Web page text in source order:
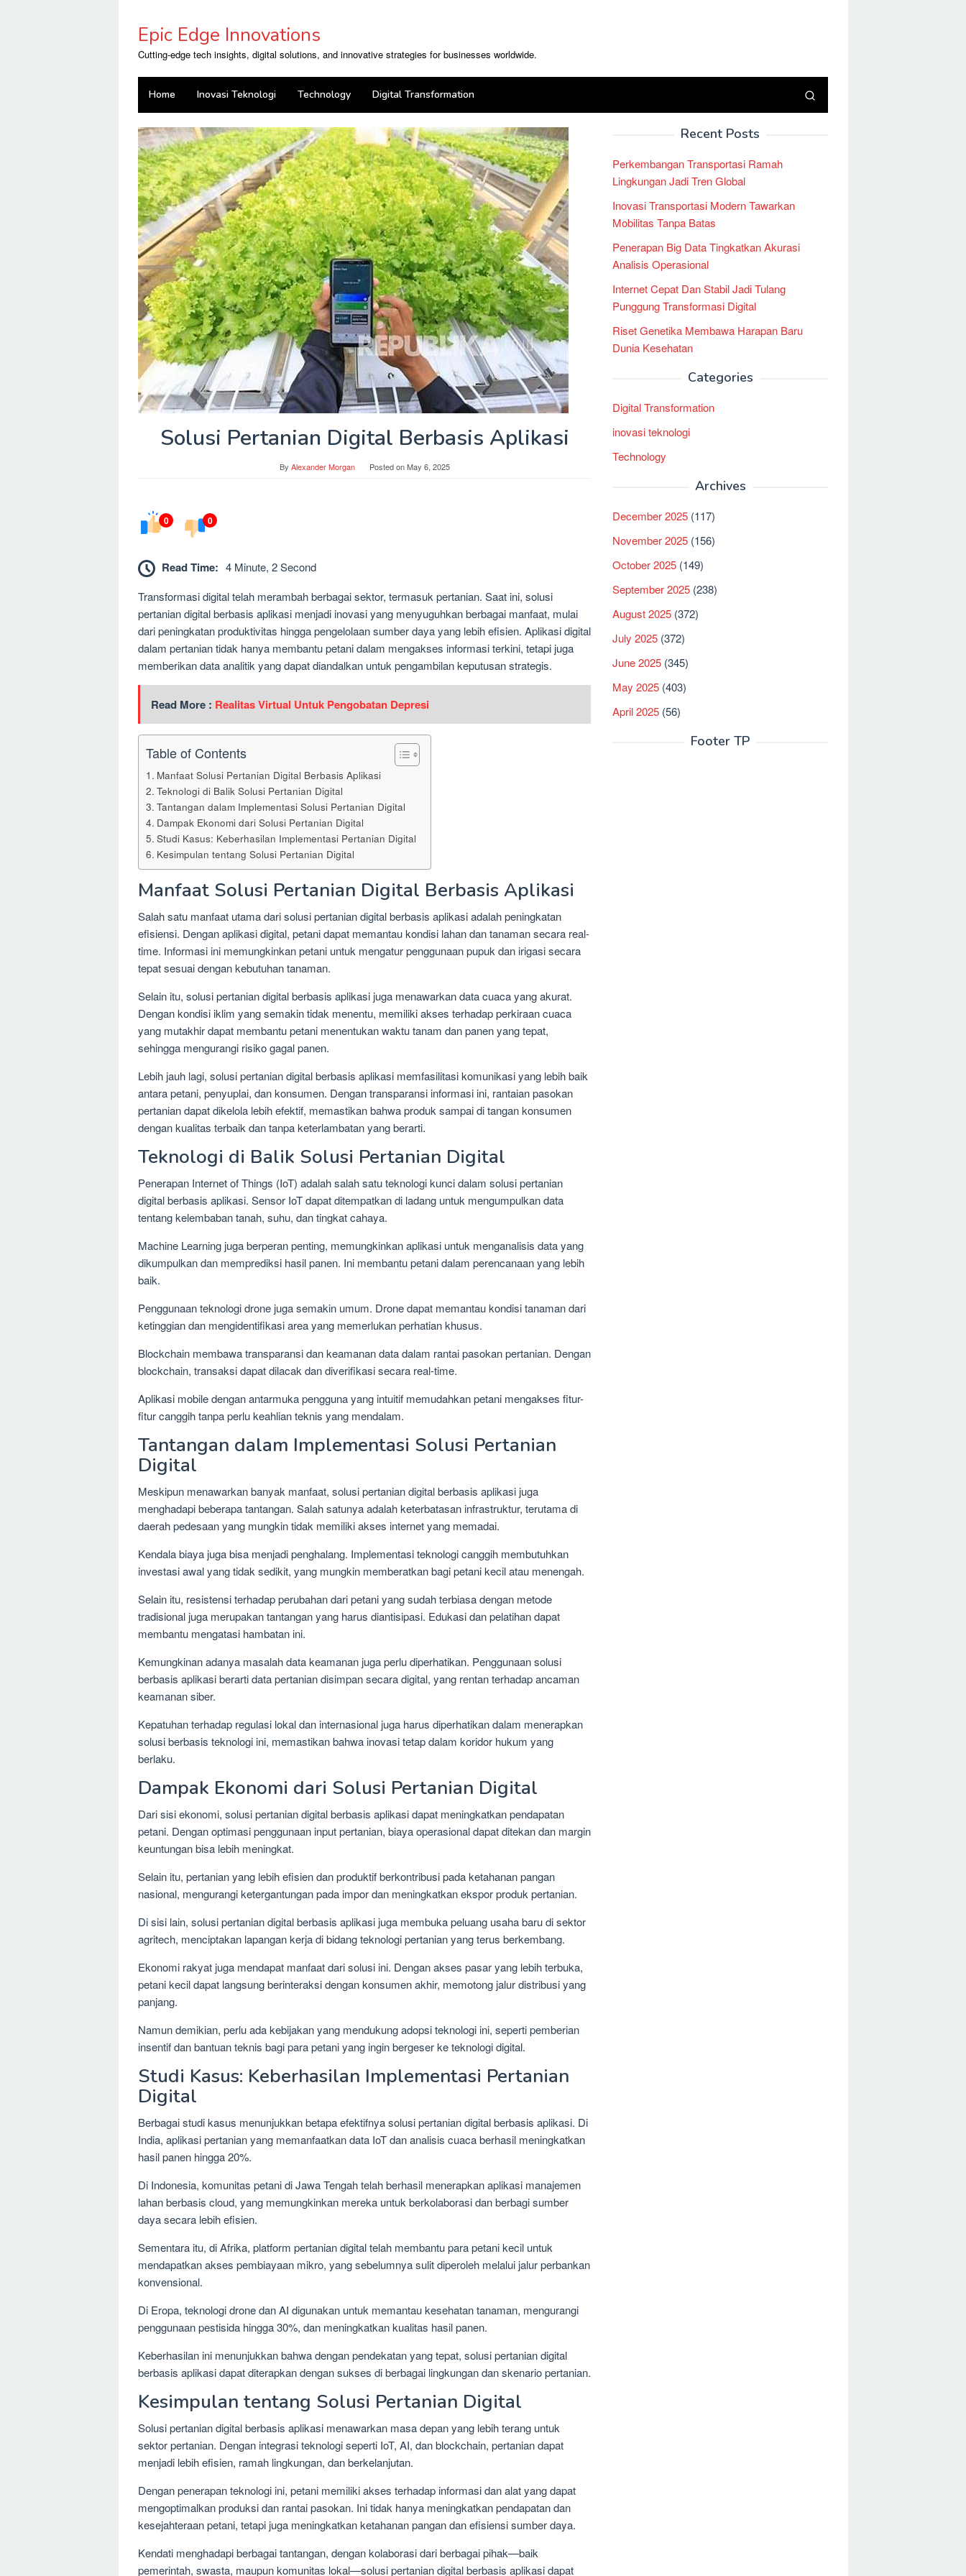
contentEpic Edge Innovations
Cutting-edge tech insights, digital solutions, and innovative strategies for businesses worldwide.
Home Inovasi Teknologi Technology Digital Transformation
Solusi Pertanian Digital Berbasis Aplikasi
By Alexander Morgan Posted onMay 6, 2025
0 0
Read Time: 4 Minute, 2 Second
Transformasi digital telah merambah berbagai sektor, termasuk pertanian. Saat ini, solusi
pertanian digital berbasis aplikasi menjadi inovasi yang menyuguhkan berbagai manfaat, mulai
dari peningkatan produktivitas hingga pengelolaan sumber daya yang lebih efisien. Aplikasi digital
dalam pertanian tidak hanya membantu petani dalam mengakses informasi terkini, tetapi juga
memberikan data analitik yang dapat diandalkan untuk pengambilan keputusan strategis.
Read More : Realitas Virtual Untuk Pengobatan Depresi
Table of Contents
Manfaat Solusi Pertanian Digital Berbasis Aplikasi
Teknologi di Balik Solusi Pertanian Digital
Tantangan dalam Implementasi Solusi Pertanian Digital
Dampak Ekonomi dari Solusi Pertanian Digital
Studi Kasus: Keberhasilan Implementasi Pertanian Digital
Kesimpulan tentang Solusi Pertanian Digital
Manfaat Solusi Pertanian Digital Berbasis Aplikasi
Salah satu manfaat utama dari solusi pertanian digital berbasis aplikasi adalah peningkatan
efisiensi. Dengan aplikasi digital, petani dapat memantau kondisi lahan dan tanaman secara real-
time. Informasi ini memungkinkan petani untuk mengatur penggunaan pupuk dan irigasi secara
tepat sesuai dengan kebutuhan tanaman.
Selain itu, solusi pertanian digital berbasis aplikasi juga menawarkan data cuaca yang akurat.
Dengan kondisi iklim yang semakin tidak menentu, memiliki akses terhadap perkiraan cuaca
yang mutakhir dapat membantu petani menentukan waktu tanam dan panen yang tepat,
sehingga mengurangi risiko gagal panen.
Lebih jauh lagi, solusi pertanian digital berbasis aplikasi memfasilitasi komunikasi yang lebih baik
antara petani, penyuplai, dan konsumen. Dengan transparansi informasi ini, rantaian pasokan
pertanian dapat dikelola lebih efektif, memastikan bahwa produk sampai di tangan konsumen
dengan kualitas terbaik dan tanpa keterlambatan yang berarti.
Teknologi di Balik Solusi Pertanian Digital
Penerapan Internet of Things (IoT) adalah salah satu teknologi kunci dalam solusi pertanian
digital berbasis aplikasi. Sensor IoT dapat ditempatkan di ladang untuk mengumpulkan data
tentang kelembaban tanah, suhu, dan tingkat cahaya.
Machine Learning juga berperan penting, memungkinkan aplikasi untuk menganalisis data yang
dikumpulkan dan memprediksi hasil panen. Ini membantu petani dalam perencanaan yang lebih
baik.
Penggunaan teknologi drone juga semakin umum. Drone dapat memantau kondisi tanaman dari
ketinggian dan mengidentifikasi area yang memerlukan perhatian khusus.
Blockchain membawa transparansi dan keamanan data dalam rantai pasokan pertanian. Dengan
blockchain, transaksi dapat dilacak dan diverifikasi secara real-time.
Aplikasi mobile dengan antarmuka pengguna yang intuitif memudahkan petani mengakses fitur-
fitur canggih tanpa perlu keahlian teknis yang mendalam.
Tantangan dalam Implementasi Solusi Pertanian
Digital
Meskipun menawarkan banyak manfaat, solusi pertanian digital berbasis aplikasi juga
menghadapi beberapa tantangan. Salah satunya adalah keterbatasan infrastruktur, terutama di
daerah pedesaan yang mungkin tidak memiliki akses internet yang memadai.
Kendala biaya juga bisa menjadi penghalang. Implementasi teknologi canggih membutuhkan
investasi awal yang tidak sedikit, yang mungkin memberatkan bagi petani kecil atau menengah.
Selain itu, resistensi terhadap perubahan dari petani yang sudah terbiasa dengan metode
tradisional juga merupakan tantangan yang harus diantisipasi. Edukasi dan pelatihan dapat
membantu mengatasi hambatan ini.
Kemungkinan adanya masalah data keamanan juga perlu diperhatikan. Penggunaan solusi
berbasis aplikasi berarti data pertanian disimpan secara digital, yang rentan terhadap ancaman
keamanan siber.
Kepatuhan terhadap regulasi lokal dan internasional juga harus diperhatikan dalam menerapkan
solusi berbasis teknologi ini, memastikan bahwa inovasi tetap dalam koridor hukum yang
berlaku.
Dampak Ekonomi dari Solusi Pertanian Digital
Dari sisi ekonomi, solusi pertanian digital berbasis aplikasi dapat meningkatkan pendapatan
petani. Dengan optimasi penggunaan input pertanian, biaya operasional dapat ditekan dan margin
keuntungan bisa lebih meningkat.
Selain itu, pertanian yang lebih efisien dan produktif berkontribusi pada ketahanan pangan
nasional, mengurangi ketergantungan pada impor dan meningkatkan ekspor produk pertanian.
Di sisi lain, solusi pertanian digital berbasis aplikasi juga membuka peluang usaha baru di sektor
agritech, menciptakan lapangan kerja di bidang teknologi pertanian yang terus berkembang.
Ekonomi rakyat juga mendapat manfaat dari solusi ini. Dengan akses pasar yang lebih terbuka,
petani kecil dapat langsung berinteraksi dengan konsumen akhir, memotong jalur distribusi yang
panjang.
Namun demikian, perlu ada kebijakan yang mendukung adopsi teknologi ini, seperti pemberian
insentif dan bantuan teknis bagi para petani yang ingin bergeser ke teknologi digital.
Studi Kasus: Keberhasilan Implementasi Pertanian
Digital
Berbagai studi kasus menunjukkan betapa efektifnya solusi pertanian digital berbasis aplikasi. Di
India, aplikasi pertanian yang memanfaatkan data IoT dan analisis cuaca berhasil meningkatkan
hasil panen hingga 20%.
Di Indonesia, komunitas petani di Jawa Tengah telah berhasil menerapkan aplikasi manajemen
lahan berbasis cloud, yang memungkinkan mereka untuk berkolaborasi dan berbagi sumber
daya secara lebih efisien.
Sementara itu, di Afrika, platform pertanian digital telah membantu para petani kecil untuk
mendapatkan akses pembiayaan mikro, yang sebelumnya sulit diperoleh melalui jalur perbankan
konvensional.
Di Eropa, teknologi drone dan AI digunakan untuk memantau kesehatan tanaman, mengurangi
penggunaan pestisida hingga 30%, dan meningkatkan kualitas hasil panen.
Keberhasilan ini menunjukkan bahwa dengan pendekatan yang tepat, solusi pertanian digital
berbasis aplikasi dapat diterapkan dengan sukses di berbagai lingkungan dan skenario pertanian.
Kesimpulan tentang Solusi Pertanian Digital
Solusi pertanian digital berbasis aplikasi menawarkan masa depan yang lebih terang untuk
sektor pertanian. Dengan integrasi teknologi seperti IoT, AI, dan blockchain, pertanian dapat
menjadi lebih efisien, ramah lingkungan, dan berkelanjutan.
Dengan penerapan teknologi ini, petani memiliki akses terhadap informasi dan alat yang dapat
mengoptimalkan produksi dan rantai pasokan. Ini tidak hanya meningkatkan pendapatan dan
kesejahteraan petani, tetapi juga meningkatkan ketahanan pangan dan efisiensi sumber daya.
Kendati menghadapi berbagai tantangan, dengan kolaborasi dari berbagai pihak—baik
pemerintah, swasta, maupun komunitas lokal—solusi pertanian digital berbasis aplikasi dapat
Recent Posts
Perkembangan Transportasi Ramah
Lingkungan Jadi Tren Global
Inovasi Transportasi Modern Tawarkan
Mobilitas Tanpa Batas
Penerapan Big Data Tingkatkan Akurasi
Analisis Operasional
Internet Cepat Dan Stabil Jadi Tulang
Punggung Transformasi Digital
Riset Genetika Membawa Harapan Baru
Dunia Kesehatan
Categories
Digital Transformation
inovasi teknologi
Technology
Archives
December 2025 (117)
November 2025 (156)
October 2025 (149)
September 2025 (238)
August 2025 (372)
July 2025 (372)
June 2025 (345)
May 2025 (403)
April 2025 (56)
Footer TP